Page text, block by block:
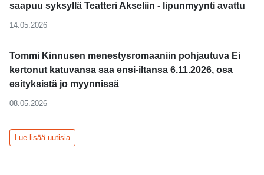
saapuu syksyllä Teatteri Akseliin - lipunmyynti avattu
14.05.2026
Tommi Kinnusen menestysromaaniin pohjautuva Ei
kertonut katuvansa saa ensi-iltansa 6.11.2026, osa
esityksistä jo myynnissä
08.05.2026
Lue lisää uutisia